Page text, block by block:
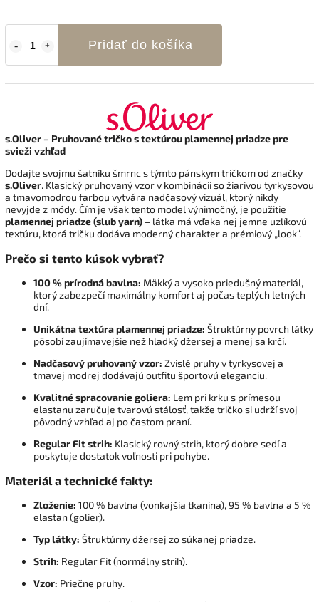
Pridať do košíka
s.Oliver – Pruhované tričko s textúrou plamennej priadze pre
svieži vzhľad
Dodajte svojmu šatníku šmrnc s týmto pánskym tričkom od značky
s.Oliver. Klasický pruhovaný vzor v kombinácii so žiarivou tyrkysovou
a tmavomodrou farbou vytvára nadčasový vizuál, ktorý nikdy
nevyjde z módy. Čím je však tento model výnimočný, je použitie
plamennej priadze (slub yarn) – látka má vďaka nej jemne uzlíkovú
textúru, ktorá tričku dodáva moderný charakter a prémiový „look“.
Prečo si tento kúsok vybrať?
100 % prírodná bavlna: Mäkký a vysoko priedušný materiál,
ktorý zabezpečí maximálny komfort aj počas teplých letných
dní.
Unikátna textúra plamennej priadze: Štruktúrny povrch látky
pôsobí zaujímavejšie než hladký džersej a menej sa krčí.
Nadčasový pruhovaný vzor: Zvislé pruhy v tyrkysovej a
tmavej modrej dodávajú outfitu športovú eleganciu.
Kvalitné spracovanie goliera: Lem pri krku s prímesou
elastanu zaručuje tvarovú stálosť, takže tričko si udrží svoj
pôvodný vzhľad aj po častom praní.
Regular Fit strih: Klasický rovný strih, ktorý dobre sedí a
poskytuje dostatok voľnosti pri pohybe.
Materiál a technické fakty:
Zloženie: 100 % bavlna (vonkajšia tkanina), 95 % bavlna a 5 %
elastan (golier).
Typ látky: Štruktúrny džersej zo súkanej priadze.
Strih: Regular Fit (normálny strih).
Vzor: Priečne pruhy.